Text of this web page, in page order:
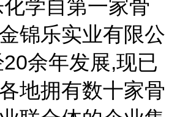
学自第一家骨
锦乐实业有限公
余年发展,现已
地拥有数十家骨